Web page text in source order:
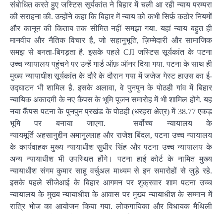
संबोधित करते हुए जस्टिस सूर्यकांत ने बिहार में चली आ रही न्याय परम्परा
की सराहना की. उन्होंने कहा कि बिहार में न्याय को कभी सिर्फ़ कठोर नियमों
और कानून की किताब तक सीमित नहीं समझा गया. यहां न्याय बहुत ही
मानवीय और नैतिक विचार है, जो सहानुभूति, ज़िम्मेदारी और सामाजिक
समझ से बनता-बिगड़ता है. इसके पहले CJI जस्टिस सूर्यकांत के पटना
उच्च न्यायालय पहुंचने पर उन्हें गार्ड ऑफ़ ऑनर दिया गया. पटना के साथ ही
मुख्य न्यायाधीश सूर्यकांत के दौरे के दौरान गया में जजेज गेस्ट हाउस का ई-
उद्घाटन भी शामिल है. इसके अलावा, वे पुनपुन के पोठही गांव में बिहार
न्यायिक अकादमी के नए कैंपस के भूमि पूजन समारोह में भी शामिल होंगे. यह
नया कैंपस पटना के पुनपुन प्रखंड के पोठही (धरहरा क्षेत्र) में 38.77 एकड़
भूमि पर बनाया जाएगा. सर्वोच्च न्यायालय के
न्यायमूर्ति अहसानुद्दीन अमानुल्लाह और राजेश बिंदल, पटना उच्च न्यायालय
के कार्यवाहक मुख्य न्यायाधीश सुधीर सिंह और पटना उच्च न्यायालय के
अन्य न्यायाधीश भी उपस्थित होंगे। पटना हाई कोर्ट के नामित मुख्य
न्यायाधीश संगम कुमार साहू वर्चुअल माध्यम से इन समारोहों से जुड़े रहे.
इसके पहले सीजेआई के बिहार आगमन पर शुक्रवार शाम पटना उच्च
न्यायालय के मुख्य न्यायाधीश के आवास पर मुख्य न्यायाधीश के सम्मान में
रात्रि भोज का आयोजन किया गया. लोकगायिका और विधायक मैथिली